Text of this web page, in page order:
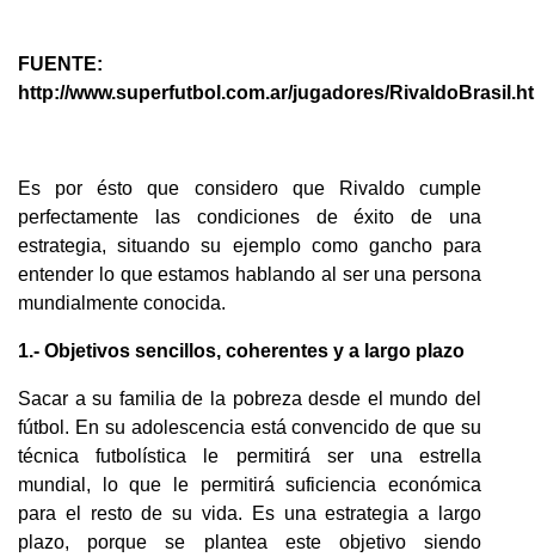
FUENTE:
http://www.superfutbol.com.ar/jugadores/
Es por ésto que considero que Rivaldo cumple
perfectamente las condiciones de éxito de una
estrategia, situando su ejemplo como gancho para
entender lo que estamos hablando al ser una persona
mundialmente conocida.
1.- Objetivos sencillos, coherentes y a largo plazo
Sacar a su familia de la pobreza desde el mundo del
fútbol. En su adolescencia está convencido de que su
técnica futbolística le permitirá ser una estrella
mundial, lo que le permitirá suficiencia económica
para el resto de su vida. Es una estrategia a largo
plazo, porque se plantea este objetivo siendo